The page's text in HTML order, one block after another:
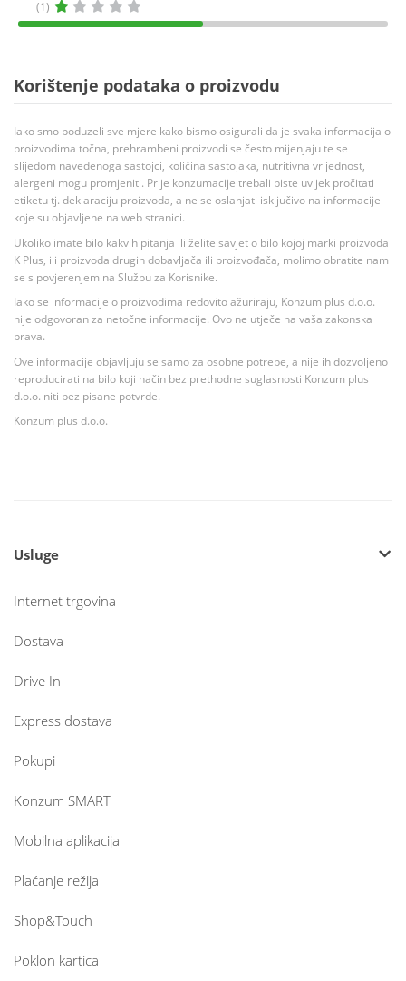
(1)
Korištenje podataka o proizvodu
Iako smo poduzeli sve mjere kako bismo osigurali da je svaka informacija o
proizvodima točna, prehrambeni proizvodi se često mijenjaju te se
slijedom navedenoga sastojci, količina sastojaka, nutritivna vrijednost,
alergeni mogu promjeniti. Prije konzumacije trebali biste uvijek pročitati
etiketu tj. deklaraciju proizvoda, a ne se oslanjati isključivo na informacije
koje su objavljene na web stranici.
Ukoliko imate bilo kakvih pitanja ili želite savjet o bilo kojoj marki proizvoda
K Plus, ili proizvoda drugih dobavljača ili proizvođača, molimo obratite nam
se s povjerenjem na Službu za Korisnike.
Iako se informacije o proizvodima redovito ažuriraju, Konzum plus d.o.o.
nije odgovoran za netočne informacije. Ovo ne utječe na vaša zakonska
prava.
Ove informacije objavljuju se samo za osobne potrebe, a nije ih dozvoljeno
reproducirati na bilo koji način bez prethodne suglasnosti Konzum plus
d.o.o. niti bez pisane potvrde.
Konzum plus d.o.o.
Usluge
Internet trgovina
Dostava
Drive In
Express dostava
Pokupi
Konzum SMART
Mobilna aplikacija
Plaćanje režija
Shop&Touch
Poklon kartica